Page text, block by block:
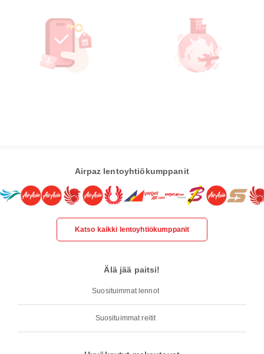
Airpaz lentoyhtiökumppanit
Katso kaikki lentoyhtiökumppanit
Älä jää paitsi!
Suosituimmat lennot
Suosituimmat reitit